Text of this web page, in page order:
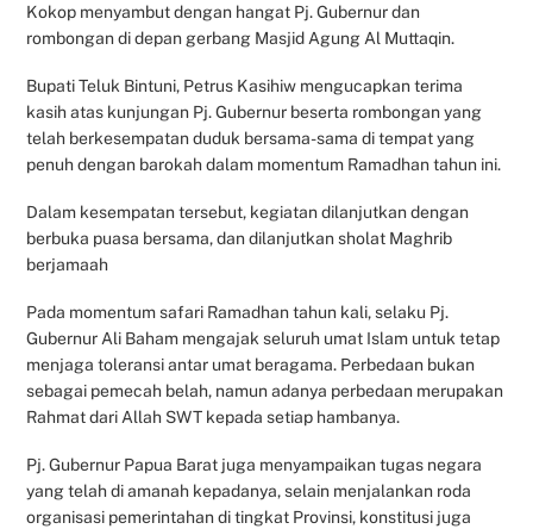
Kokop menyambut dengan hangat Pj. Gubernur dan
rombongan di depan gerbang Masjid Agung Al Muttaqin.
Bupati Teluk Bintuni, Petrus Kasihiw mengucapkan terima
kasih atas kunjungan Pj. Gubernur beserta rombongan yang
telah berkesempatan duduk bersama-sama di tempat yang
penuh dengan barokah dalam momentum Ramadhan tahun ini.
Dalam kesempatan tersebut, kegiatan dilanjutkan dengan
berbuka puasa bersama, dan dilanjutkan sholat Maghrib
berjamaah
Pada momentum safari Ramadhan tahun kali, selaku Pj.
Gubernur Ali Baham mengajak seluruh umat Islam untuk tetap
menjaga toleransi antar umat beragama. Perbedaan bukan
sebagai pemecah belah, namun adanya perbedaan merupakan
Rahmat dari Allah SWT kepada setiap hambanya.
Pj. Gubernur Papua Barat juga menyampaikan tugas negara
yang telah di amanah kepadanya, selain menjalankan roda
organisasi pemerintahan di tingkat Provinsi, konstitusi juga